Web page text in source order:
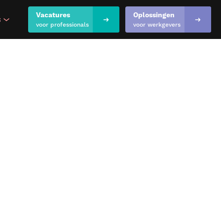
show submenu for "Inspiratie & kennis"
Vacatures
voor professionals
Oplossingen
voor werkgevers